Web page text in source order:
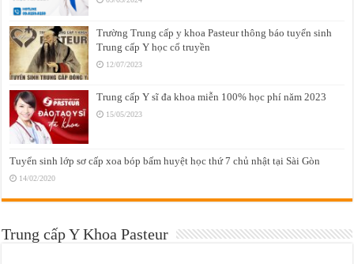
Trường Trung cấp y khoa Pasteur thông báo tuyển sinh
Trung cấp Y học cổ truyền
12/07/2023
Trung cấp Y sĩ đa khoa miễn 100% học phí năm 2023
15/05/2023
Tuyển sinh lớp sơ cấp xoa bóp bấm huyệt học thứ 7 chủ nhật tại Sài Gòn
14/02/2020
Trung cấp Y Khoa Pasteur